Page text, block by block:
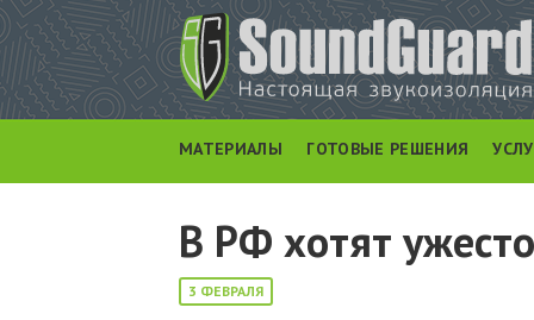
МАТЕРИАЛЫ ГОТОВЫЕ РЕШЕНИЯ
В РФ хотят
3 ФЕВРАЛЯ